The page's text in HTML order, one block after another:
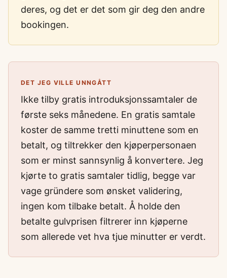
deres, og det er det som gir deg den andre
bookingen.
DET JEG VILLE UNNGÅTT
Ikke tilby gratis introduksjonssamtaler de
første seks månedene. En gratis samtale
koster de samme tretti minuttene som en
betalt, og tiltrekker den kjøperpersonaen
som er minst sannsynlig å konvertere. Jeg
kjørte to gratis samtaler tidlig, begge var
vage gründere som ønsket validering,
ingen kom tilbake betalt. Å holde den
betalte gulvprisen filtrerer inn kjøperne
som allerede vet hva tjue minutter er verdt.